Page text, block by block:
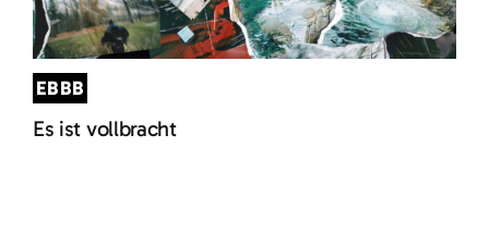
EBBB
Es ist vollbracht